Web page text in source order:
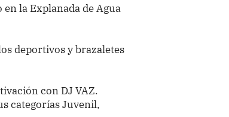
la Explanada de Agua
deportivos y brazaletes
con DJ VAZ.
categorías Juvenil,